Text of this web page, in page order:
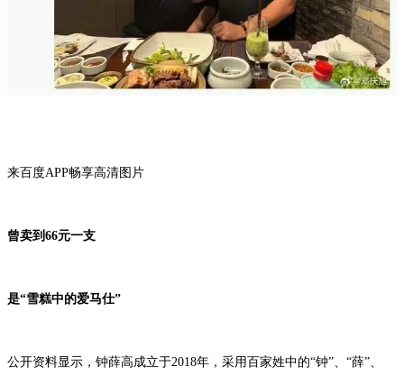
来百度APP畅享高清图片
曾卖到66元一支
是“雪糕中的爱马仕”
公开资料显示，钟薛高成立于2018年，采用百家姓中的“钟”、“薛”、